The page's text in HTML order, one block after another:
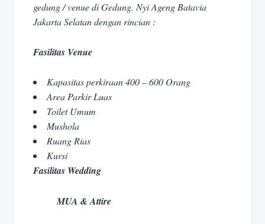
gedung / venue di Gedung. Nyi Ageng Batavia
Jakarta Selatan dengan rincian :
Fasilitas Venue
Kapasitas perkiraan 400 – 600 Orang
Area Parkir Luas
Toilet Umum
Mushola
Ruang Rias
Kursi
Fasilitas Wedding
MUA & Attire